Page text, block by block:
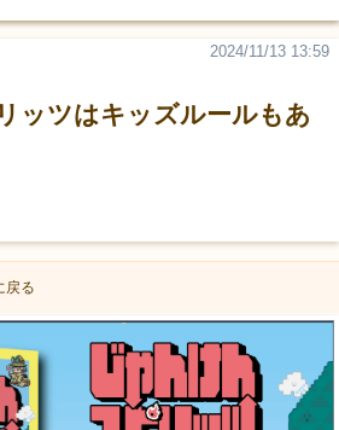
ッツはキッズルールもあ
2024/11/13 13:59
戻る